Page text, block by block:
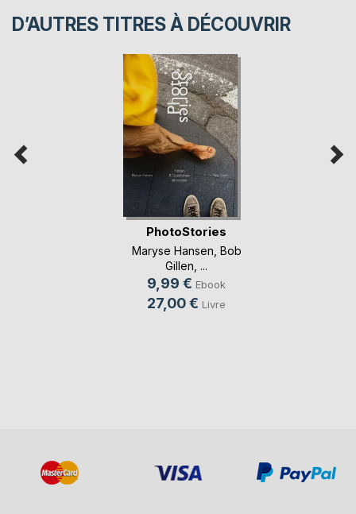
D’AUTRES TITRES À DÉCOUVRIR
PhotoStories
Maryse Hansen Bob
Gillen , ...
9,99 € Ebook
27,00 € Livre